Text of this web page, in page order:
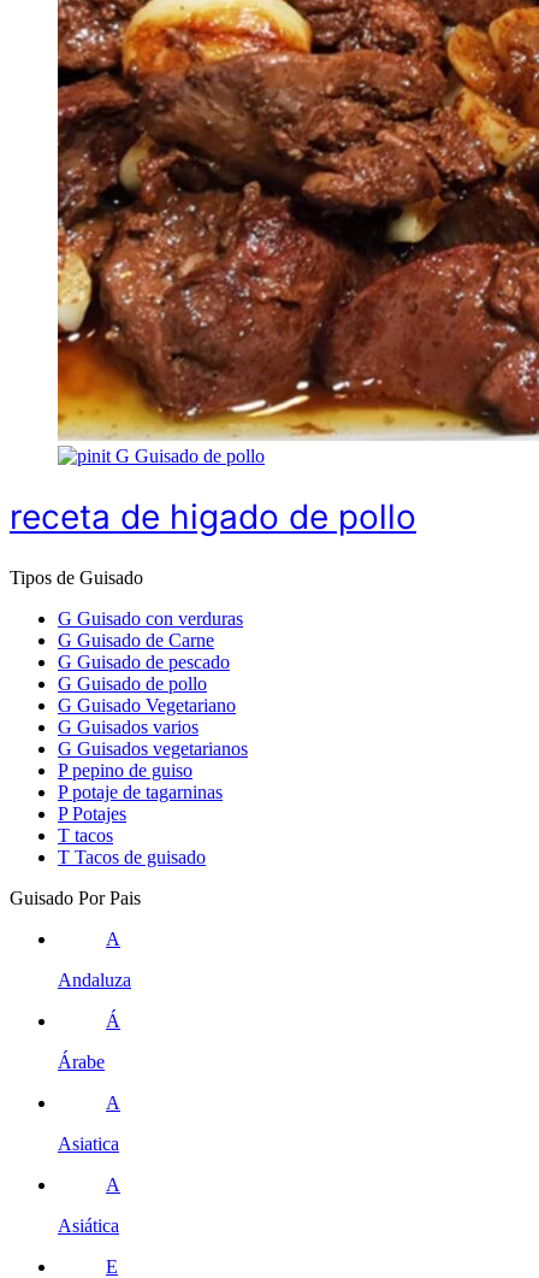
G Guisado de pollo
receta de higado de pollo
Tipos de Guisado
G Guisado con verduras
G Guisado de Carne
G Guisado de pescado
G Guisado de pollo
G Guisado Vegetariano
G Guisados varios
G Guisados vegetarianos
P pepino de guiso
P potaje de tagarninas
P Potajes
T tacos
T Tacos de guisado
Guisado Por Pais
A
Andaluza
Á
Árabe
A
Asiatica
A
Asiática
E